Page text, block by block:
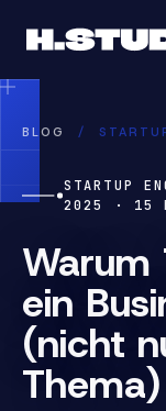
BLOG /
STARTUP
2025
· 15
Warum
ein
(nicht
Thema)